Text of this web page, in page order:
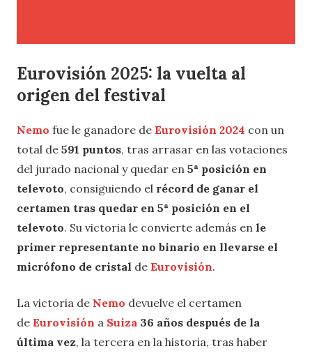
Eurovisión 2025: la vuelta al
origen del festival
Nemo fue le ganadore de Eurovisión 2024 con un
total de 591 puntos, tras arrasar en las votaciones
del jurado nacional y quedar en 5ª posición en
televoto, consiguiendo el récord de ganar el
certamen tras quedar en 5ª posición en el
televoto. Su victoria le convierte además en le
primer representante no binario en llevarse el
micrófono de cristal de Eurovisión.
La victoria de Nemo devuelve el certamen
de Eurovisión a Suiza 36 años después de la
última vez, la tercera en la historia, tras haber